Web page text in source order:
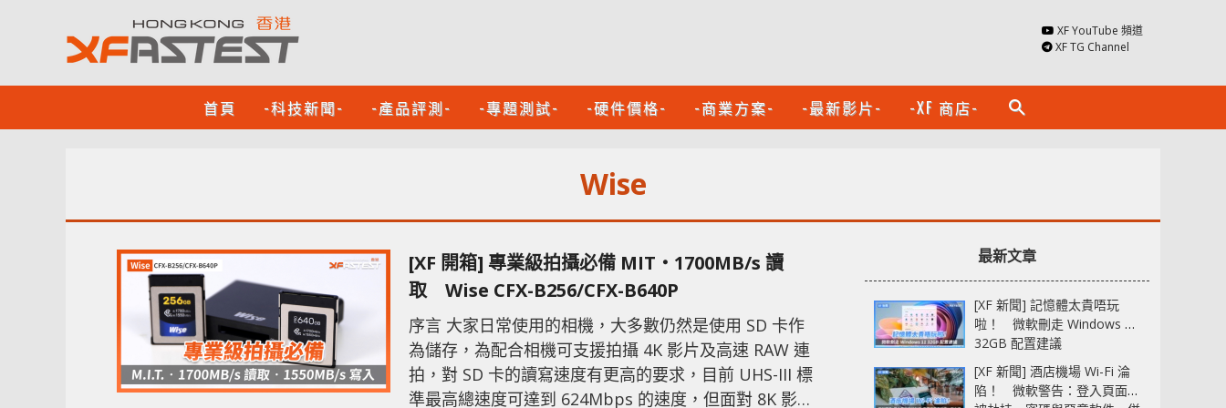
XF YouTube 頻道
XF TG Channel
首頁 -科技新聞- -產品評測- -專題測試- -硬件價格- -商業方案- -最新影片- -XF 商店- search
Wise
[XF 開箱] 專業級拍攝必備 MIT‧1700MB/s 讀
取 Wise CFX-B256/CFX-B640P
序言 大家日常使用的相機，大多數仍然是使用 SD 卡作
為儲存，為配合相機可支援拍攝 4K 影片及高速 RAW 連
拍，對 SD 卡的讀寫速度有更高的要求，目前 UHS-III 標
準最高總速度可達到 624Mbps 的速度，但面對 8K 影片
最新文章
[XF 新聞] 記憶體太貴唔玩
啦！ 微軟刪走 Windows 11
32GB 配置建議
[XF 新聞] 酒店機場 Wi-Fi 淪
陷！ 微軟警告：登入頁面可